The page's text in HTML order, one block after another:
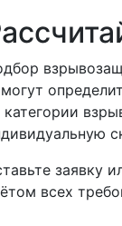
категории
заявку
всех